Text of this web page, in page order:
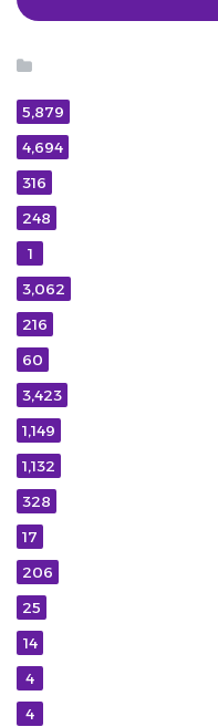
5٬879
4٬694
316
248
1
3٬062
216
60
3٬423
1٬149
1٬132
328
17
206
25
14
4
4